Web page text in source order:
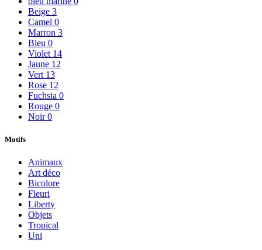
Beige 3
Camel 0
Marron 3
Bleu 0
Violet 14
Jaune 12
Vert 13
Rose 12
Fuchsia 0
Rouge 0
Noir 0
Motifs
Animaux
Art déco
Bicolore
Fleuri
Liberty
Objets
Tropical
Uni